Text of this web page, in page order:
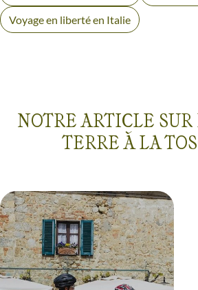
Voyage en liberté en Italie
NOTRE ARTICLE
TERRE À LA